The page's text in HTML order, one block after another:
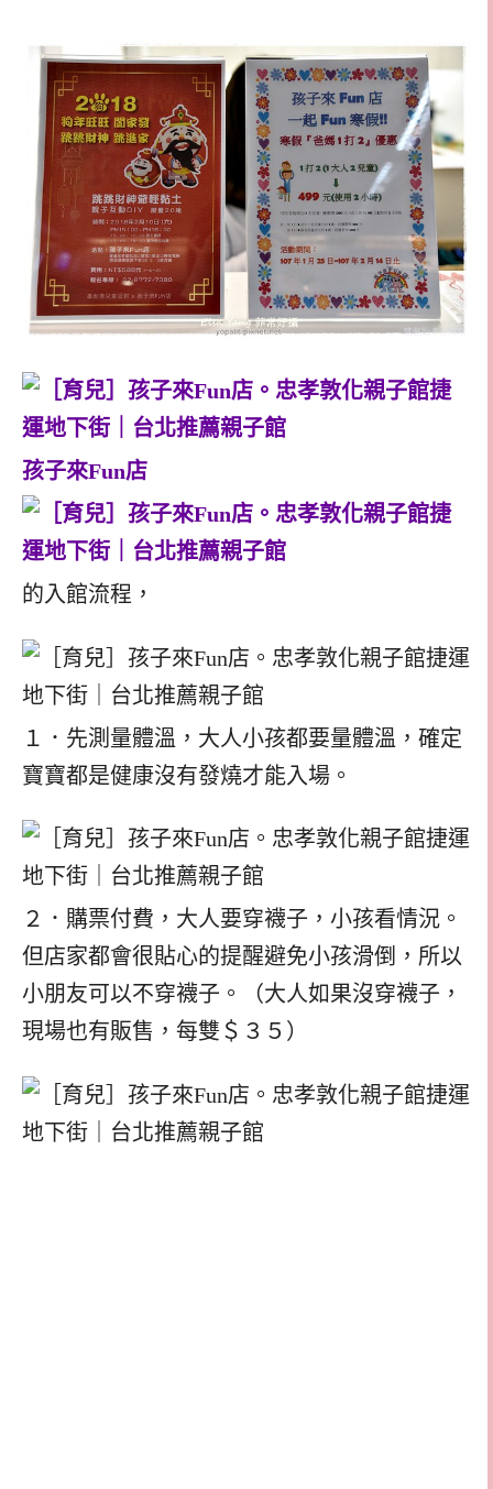
孩子來Fun店
的入館流程，
１．先測量體溫，大人小孩都要量體溫，確定
寶寶都是健康沒有發燒才能入場。
２．購票付費，大人要穿襪子，小孩看情況。
但店家都會很貼心的提醒避免小孩滑倒，所以
小朋友可以不穿襪子。（大人如果沒穿襪子，
現場也有販售，每雙＄３５）